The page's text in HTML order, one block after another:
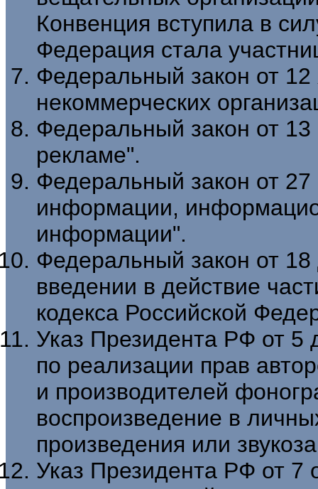
Конвенция вступила в
Федерация стала
Федеральный закон от
некоммерческих
Федеральный закон от
рекламе".
Федеральный закон от
информации,
информации".
Федеральный закон от
введении в действие
кодекса Российской
Указ Президента РФ от 5
по реализации прав
и производителей
воспроизведение в
произведения или
Указ Президента РФ от 7